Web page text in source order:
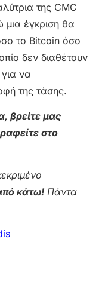
της CMC
μια έγκριση θα
το Bitcoin όσο
δεν διαθέτουν
να
της τάσης.
βρείτε μας
στο
κάτω! Πάντα